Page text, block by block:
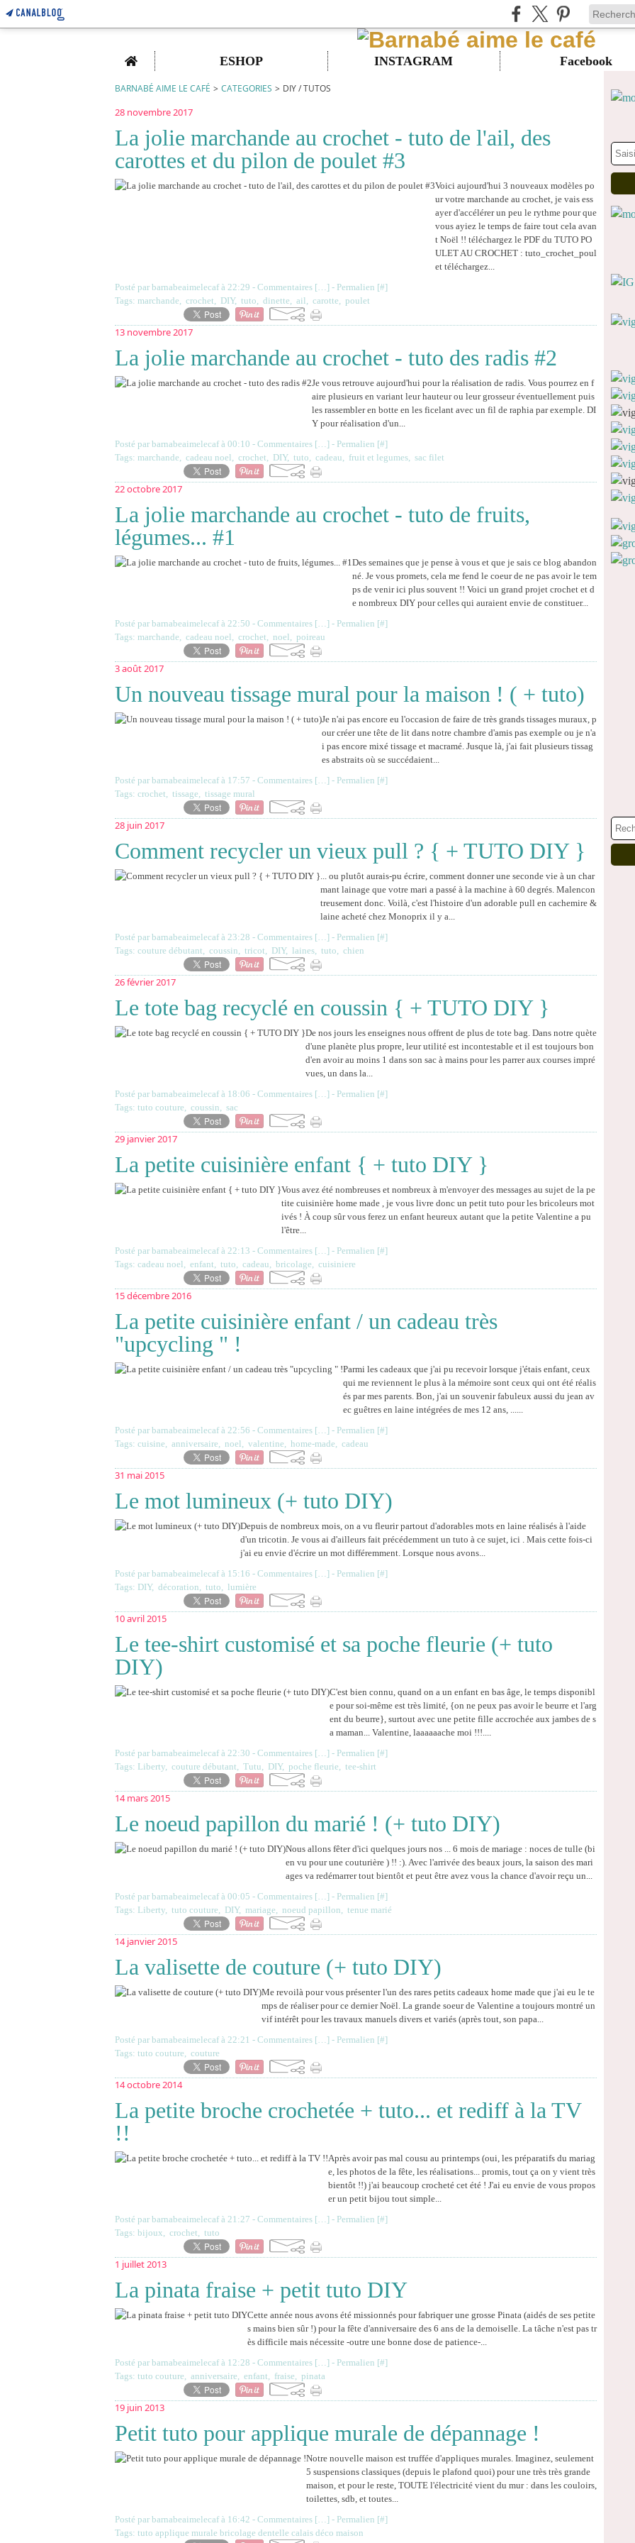
Home ESHOP INSTAGRAM Facebook
BARNABÉ AIME LE CAFÉ > CATEGORIES > DIY / TUTOS
28 novembre 2017
La jolie marchande au crochet - tuto de l'ail, des
carottes et du pilon de poulet #3
Voici aujourd'hui 3 nouveaux modèles po
ur votre marchande au crochet, je vais ess
ayer d'accélérer un peu le rythme pour que
vous ayiez le temps de faire tout cela avan
t Noël !! téléchargez le PDF du TUTO PO
ULET AU CROCHET : tuto_crochet_poul
et téléchargez...
Posté par barnabeaimelecaf à 22:29 - Commentaires […] - Permalien [#]
Tags: marchande, crochet, DIY, tuto, dinette, ail, carotte, poulet
13 novembre 2017
La jolie marchande au crochet - tuto des radis #2
Je vous retrouve aujourd'hui pour la réalisation de radis. Vous pourrez en f
aire plusieurs en variant leur hauteur ou leur grosseur éventuellement puis
les rassembler en botte en les ficelant avec un fil de raphia par exemple. DI
Y pour réalisation d'un...
Posté par barnabeaimelecaf à 00:10 - Commentaires […] - Permalien [#]
Tags: marchande, cadeau noel, crochet, DIY, tuto, cadeau, fruit et legumes, sac filet
22 octobre 2017
La jolie marchande au crochet - tuto de fruits,
légumes... #1
Des semaines que je pense à vous et que je sais ce blog abandon
né. Je vous promets, cela me fend le coeur de ne pas avoir le tem
ps de venir ici plus souvent !! Voici un grand projet crochet et d
e nombreux DIY pour celles qui auraient envie de constituer...
Posté par barnabeaimelecaf à 22:50 - Commentaires […] - Permalien [#]
Tags: marchande, cadeau noel, crochet, noel, poireau
3 août 2017
Un nouveau tissage mural pour la maison ! ( + tuto)
Je n'ai pas encore eu l'occasion de faire de très grands tissages muraux, p
our créer une tête de lit dans notre chambre d'amis pas exemple ou je n'a
i pas encore mixé tissage et macramé. Jusque là, j'ai fait plusieurs tissag
es abstraits où se succédaient...
Posté par barnabeaimelecaf à 17:57 - Commentaires […] - Permalien [#]
Tags: crochet, tissage, tissage mural
28 juin 2017
Comment recycler un vieux pull ? { + TUTO DIY }
... ou plutôt aurais-pu écrire, comment donner une seconde vie à un char
mant lainage que votre mari a passé à la machine à 60 degrés. Malencon
treusement donc. Voilà, c'est l'histoire d'un adorable pull en cachemire &
laine acheté chez Monoprix il y a...
Posté par barnabeaimelecaf à 23:28 - Commentaires […] - Permalien [#]
Tags: couture débutant, coussin, tricot, DIY, laines, tuto, chien
26 février 2017
Le tote bag recyclé en coussin { + TUTO DIY }
De nos jours les enseignes nous offrent de plus de tote bag. Dans notre quète
d'une planète plus propre, leur utilité est incontestable et il est toujours bon
d'en avoir au moins 1 dans son sac à mains pour les parrer aux courses impré
vues, un dans la...
Posté par barnabeaimelecaf à 18:06 - Commentaires […] - Permalien [#]
Tags: tuto couture, coussin, sac
29 janvier 2017
La petite cuisinière enfant { + tuto DIY }
Vous avez été nombreuses et nombreux à m'envoyer des messages au sujet de la pe
tite cuisinière home made , je vous livre donc un petit tuto pour les bricoleurs mot
ivés ! À coup sûr vous ferez un enfant heureux autant que la petite Valentine a pu
l'être...
Posté par barnabeaimelecaf à 22:13 - Commentaires […] - Permalien [#]
Tags: cadeau noel, enfant, tuto, cadeau, bricolage, cuisiniere
15 décembre 2016
La petite cuisinière enfant / un cadeau très
"upcycling " !
Parmi les cadeaux que j'ai pu recevoir lorsque j'étais enfant, ceux
qui me reviennent le plus à la mémoire sont ceux qui ont été réalis
és par mes parents. Bon, j'ai un souvenir fabuleux aussi du jean av
ec guêtres en laine intégrées de mes 12 ans, ......
Posté par barnabeaimelecaf à 22:56 - Commentaires […] - Permalien [#]
Tags: cuisine, anniversaire, noel, valentine, home-made, cadeau
31 mai 2015
Le mot lumineux (+ tuto DIY)
Depuis de nombreux mois, on a vu fleurir partout d'adorables mots en laine réalisés à l'aide
d'un tricotin. Je vous ai d'ailleurs fait précédemment un tuto à ce sujet, ici . Mais cette fois-ci
j'ai eu envie d'écrire un mot différemment. Lorsque nous avons...
Posté par barnabeaimelecaf à 15:16 - Commentaires […] - Permalien [#]
Tags: DIY, décoration, tuto, lumière
10 avril 2015
Le tee-shirt customisé et sa poche fleurie (+ tuto
DIY)
C'est bien connu, quand on a un enfant en bas âge, le temps disponibl
e pour soi-même est très limité, {on ne peux pas avoir le beurre et l'arg
ent du beurre}, surtout avec une petite fille accrochée aux jambes de s
a maman... Valentine, laaaaaache moi !!!....
Posté par barnabeaimelecaf à 22:30 - Commentaires […] - Permalien [#]
Tags: Liberty, couture débutant, Tutu, DIY, poche fleurie, tee-shirt
14 mars 2015
Le noeud papillon du marié ! (+ tuto DIY)
Nous allons fêter d'ici quelques jours nos ... 6 mois de mariage : noces de tulle (bi
en vu pour une couturière ) !! :). Avec l'arrivée des beaux jours, la saison des mari
ages va redémarrer tout bientôt et peut être avez vous la chance d'avoir reçu un...
Posté par barnabeaimelecaf à 00:05 - Commentaires […] - Permalien [#]
Tags: Liberty, tuto couture, DIY, mariage, noeud papillon, tenue marié
14 janvier 2015
La valisette de couture (+ tuto DIY)
Me revoilà pour vous présenter l'un des rares petits cadeaux home made que j'ai eu le te
mps de réaliser pour ce dernier Noël. La grande soeur de Valentine a toujours montré un
vif intérêt pour les travaux manuels divers et variés (après tout, son papa...
Posté par barnabeaimelecaf à 22:21 - Commentaires […] - Permalien [#]
Tags: tuto couture, couture
14 octobre 2014
La petite broche crochetée + tuto... et rediff à la TV
!!
Après avoir pas mal cousu au printemps (oui, les préparatifs du mariag
e, les photos de la fête, les réalisations... promis, tout ça on y vient très
bientôt !!) j'ai beaucoup crocheté cet été ! J'ai eu envie de vous propos
er un petit bijou tout simple...
Posté par barnabeaimelecaf à 21:27 - Commentaires […] - Permalien [#]
Tags: bijoux, crochet, tuto
1 juillet 2013
La pinata fraise + petit tuto DIY
Cette année nous avons été missionnés pour fabriquer une grosse Pinata (aidés de ses petite
s mains bien sûr !) pour la fête d'anniversaire des 6 ans de la demoiselle. La tâche n'est pas tr
ès difficile mais nécessite -outre une bonne dose de patience-...
Posté par barnabeaimelecaf à 12:28 - Commentaires […] - Permalien [#]
Tags: tuto couture, anniversaire, enfant, fraise, pinata
19 juin 2013
Petit tuto pour applique murale de dépannage !
Notre nouvelle maison est truffée d'appliques murales. Imaginez, seulement
5 suspensions classiques (depuis le plafond quoi) pour une très très grande
maison, et pour le reste, TOUTE l'électricité vient du mur : dans les couloirs,
toilettes, sdb, et toutes...
Posté par barnabeaimelecaf à 16:42 - Commentaires […] - Permalien [#]
Tags: tuto applique murale bricolage dentelle calais déco maison